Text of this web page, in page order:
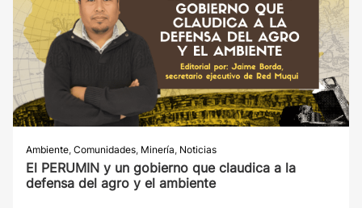
Ambiente, Comunidades, Minería, Noticias
El PERUMIN y un gobierno que claudica a la
defensa del agro y el ambiente